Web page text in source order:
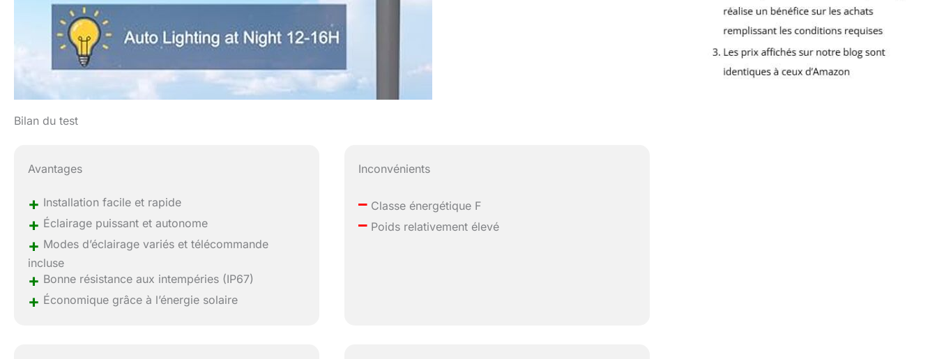
Bilan du test
Avantages
+ Installation facile et rapide
+ Éclairage puissant et autonome
+ Modes d’éclairage variés et télécommande
incluse
+ Bonne résistance aux intempéries (IP67)
+ Économique grâce à l’énergie solaire
Inconvénients
– Classe énergétique F
– Poids relativement élevé